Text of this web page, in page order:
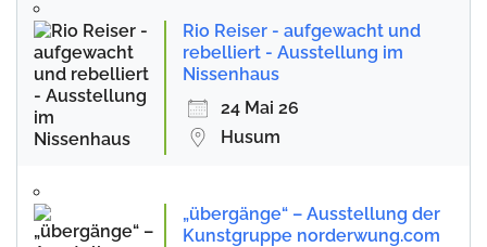
Rio Reiser - aufgewacht und
rebelliert - Ausstellung im
Nissenhaus
24 Mai 26
Husum
„übergänge“ – Ausstellung der
Kunstgruppe norderwung.com